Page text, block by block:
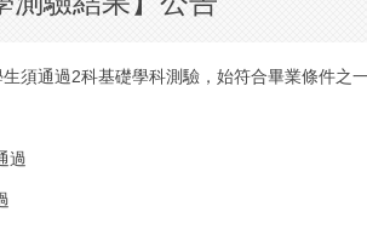
須通過2科基礎學科測驗，始符合畢業條件之一
過